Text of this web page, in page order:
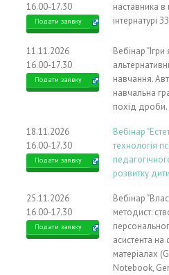
16.00-17.30
Подати заявку
наставника в
інтернатурі
11.11.2026
16.00-17.30
Подати заявку
Вебінар "Ігри
навчання.
навчальна
похід
18.11.2026
16.00-17.30
Подати заявку
Вебінар
технологія
розвитку
25.11.2026
16.00-17.30
Подати заявку
Вебінар
методист:
асистента на
матеріалах
Notebook,